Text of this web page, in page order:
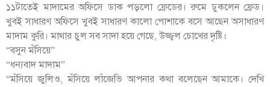
১১টাতেই মাদামের অফিসে ডাক পড়লো ফ্রেডের। রুমে ঢুকলেন ফ্রেড।
খুবই সাধারণ অফিসে খুবই সাধারণ কালো পোশাকে বসে আছেন অসাধারণ
মাদাম কুরি। মাথার চুল সব সাদা হয়ে গেছে, উজ্জ্বল চোখের দৃষ্টি।
“বসুন মঁসিয়ে”
“ধন্যবাদ মাদাম”
“মঁসিয়ে জুলিও, মঁসিয়ে লাঁজেভি আপনার কথা বলেছেন আমাকে। দেখি